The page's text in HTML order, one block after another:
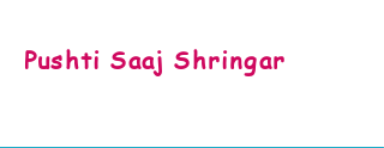
Pushti Saaj Shringar